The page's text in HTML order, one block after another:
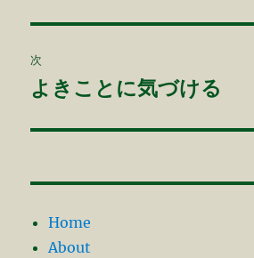
ビ
ゲ
ー
ン
投
稿:
次
次
投
よきことに気づける
Home
About